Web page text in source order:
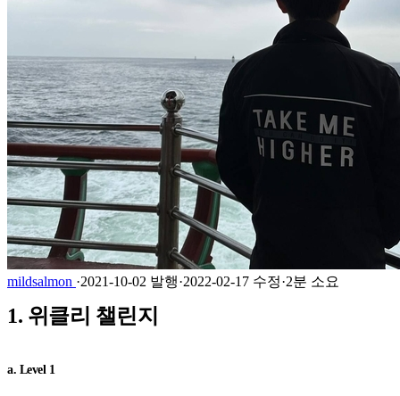
mildsalmon ·2021-10-02 발행·2022-02-17 수정·2분 소요
1. 위클리 챌린지
a. Level 1